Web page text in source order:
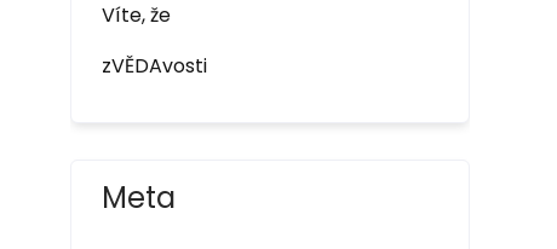
Víte, že
zVĚDAvosti
Meta